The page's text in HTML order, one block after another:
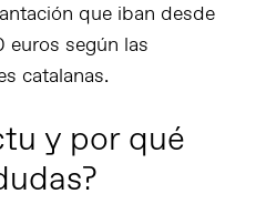
que iban desde
según las
catalanas.
y por qué